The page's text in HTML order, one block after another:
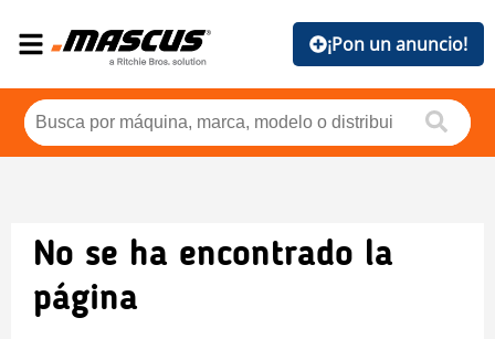
¡Pon un anuncio!
No se ha encontrado la
página